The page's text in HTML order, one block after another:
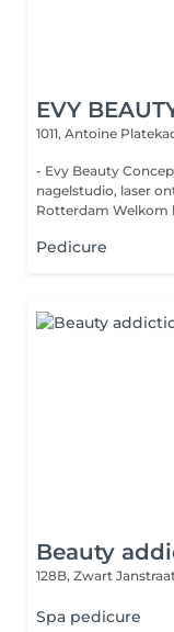
EVY
1011, Antoine
- Evy Beauty Concept Luxe kapper,
nagelstudio, laser
Rotterdam
Pedicure
Beauty
128B, Zwart
Spa pedicure